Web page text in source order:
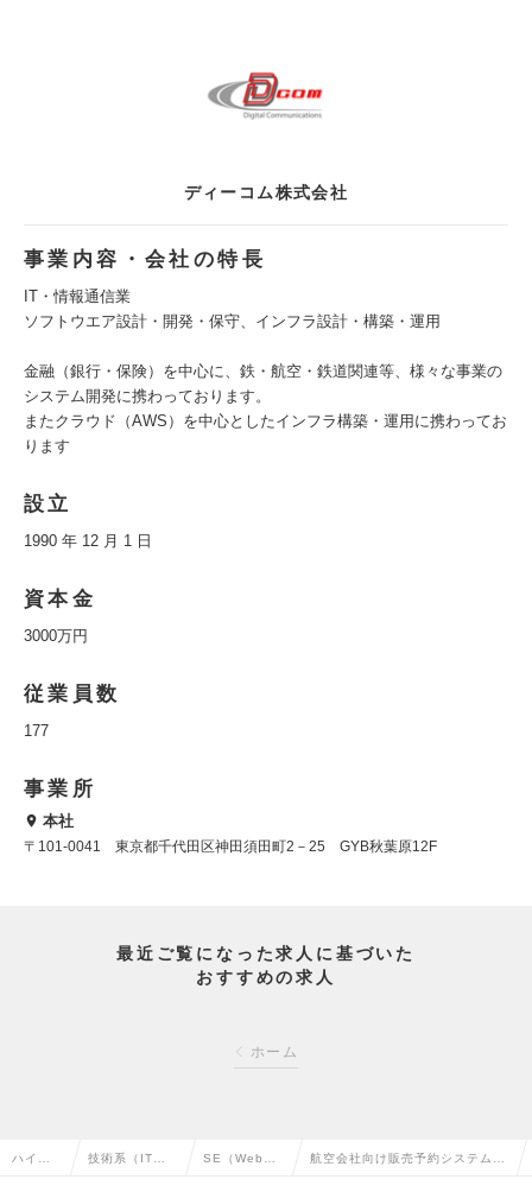
ディーコム株式会社
事業内容・会社の特長
IT・情報通信業
ソフトウエア設計・開発・保守、インフラ設計・構築・運用
金融（銀行・保険）を中心に、鉄・航空・鉄道関連等、様々な事業の
システム開発に携わっております。
またクラウド（AWS）を中心としたインフラ構築・運用に携わってお
ります
設立
1990 年 12 月 1 日
資本金
3000万円
従業員数
177
事業所
本社
〒101-0041 東京都千代田区神田須田町2－25 GYB秋葉原12F
最近ご覧になった求人に基づいた
おすすめの求人
ホーム
ハイク 技術系（IT・W SE（Web・ 航空会社向け販売予約システム_